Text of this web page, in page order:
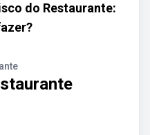
do Restaurante: